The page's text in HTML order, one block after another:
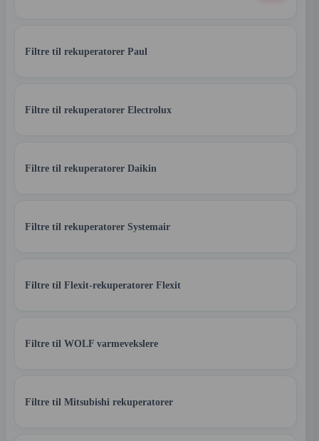
Filtre til rekuperatorer Paul
Filtre til rekuperatorer Electrolux
Filtre til rekuperatorer Daikin
Filtre til rekuperatorer Systemair
Filtre til Flexit-rekuperatorer Flexit
Filtre til WOLF varmevekslere
Filtre til Mitsubishi rekuperatorer